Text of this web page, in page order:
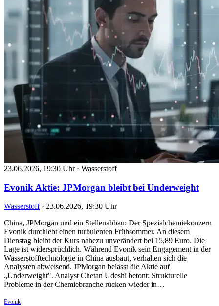
23.06.2026, 19:30 Uhr · Wasserstoff
Evonik Aktie: JPMorgan bleibt bei Underweight
Wasserstoff · 23.06.2026, 19:30 Uhr
China, JPMorgan und ein Stellenabbau: Der Spezialchemiekonzern
Evonik durchlebt einen turbulenten Frühsommer. An diesem
Dienstag bleibt der Kurs nahezu unverändert bei 15,89 Euro. Die
Lage ist widersprüchlich. Während Evonik sein Engagement in der
Wasserstofftechnologie in China ausbaut, verhalten sich die
Analysten abweisend. JPMorgan belässt die Aktie auf
„Underweight". Analyst Chetan Udeshi betont: Strukturelle
Probleme in der Chemiebranche rücken wieder in…
Evonik